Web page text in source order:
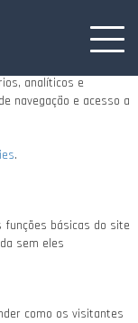
cookies para
analíticos e
navegação e acesso a
.
funções básicas do site
sem eles
como os visitantes